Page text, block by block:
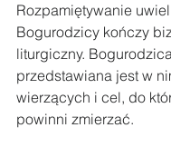
Rozpamiętywanie
Bogurodzicy kończy
liturgiczny.
przedstawiana jest w
wierzących i cel, do
powinni zmierzać.